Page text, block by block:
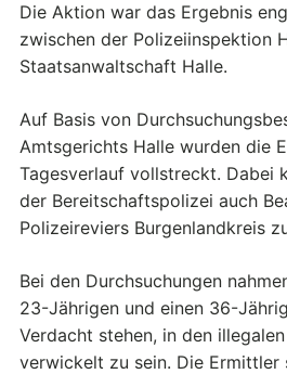
Die Aktion war das Ergebnis
zwischen der Polizeiinspektion
Staatsanwaltschaft Halle.
Auf Basis von
Amtsgerichts Halle wurden die
Tagesverlauf vollstreckt. Dabei
der Bereitschaftspolizei auch
Polizeireviers Burgenlandkreis
Bei den Durchsuchungen
23-Jährigen und einen 36-
Verdacht stehen, in den
verwickelt zu sein. Die Ermittler